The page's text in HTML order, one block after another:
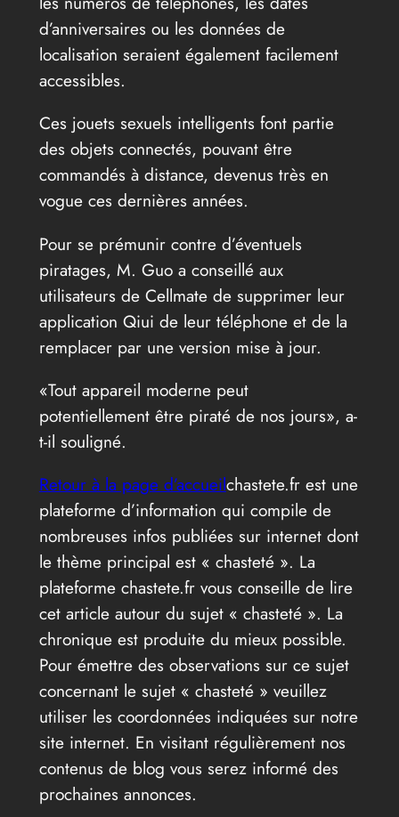
d’anniversaires ou les données de
localisation seraient également facilement
accessibles.
Ces jouets sexuels intelligents font partie
des objets connectés, pouvant être
commandés à distance, devenus très en
vogue ces dernières années.
Pour se prémunir contre d’éventuels
piratages, M. Guo a conseillé aux
utilisateurs de Cellmate de supprimer leur
application Qiui de leur téléphone et de la
remplacer par une version mise à jour.
«Tout appareil moderne peut
potentiellement être piraté de nos jours», a-
t-il souligné.
Retour à la page d’accueilchastete.fr est une
plateforme d’information qui compile de
nombreuses infos publiées sur internet dont
le thème principal est « chasteté ». La
plateforme chastete.fr vous conseille de lire
cet article autour du sujet « chasteté ». La
chronique est produite du mieux possible.
Pour émettre des observations sur ce sujet
concernant le sujet « chasteté » veuillez
utiliser les coordonnées indiquées sur notre
site internet. En visitant régulièrement nos
contenus de blog vous serez informé des
prochaines annonces.